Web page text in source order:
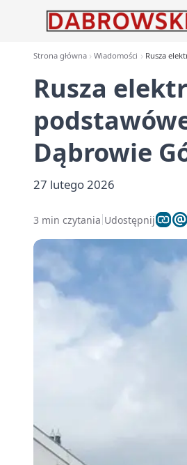
Strona główna Wiadomości Rusza
Rusza
Dąbrowie
27 lutego 2026
3 min czytania Udostępnij